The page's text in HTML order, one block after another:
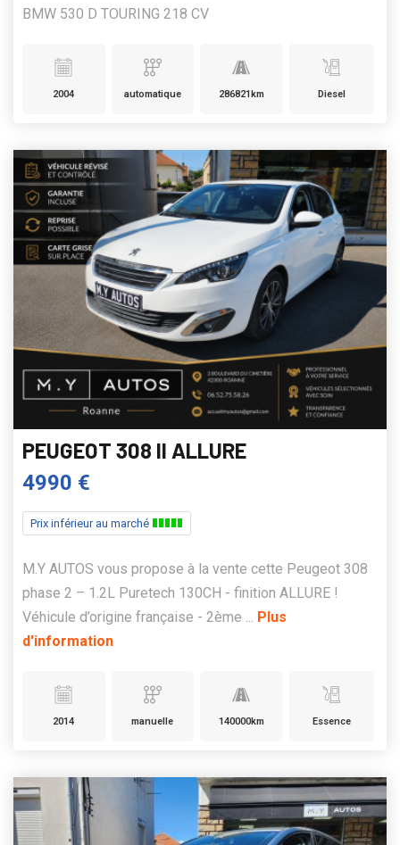
BMW 530 D TOURING 218 CV
2004 automatique 286821km Diesel
PEUGEOT 308 II ALLURE
4990 €
Prix inférieur au marché
M.Y AUTOS vous propose à la vente cette Peugeot 308
phase 2 – 1.2L Puretech 130CH - finition ALLURE !
Véhicule d’origine française - 2ème ... Plus
d'information
2014 manuelle 140000km Essence